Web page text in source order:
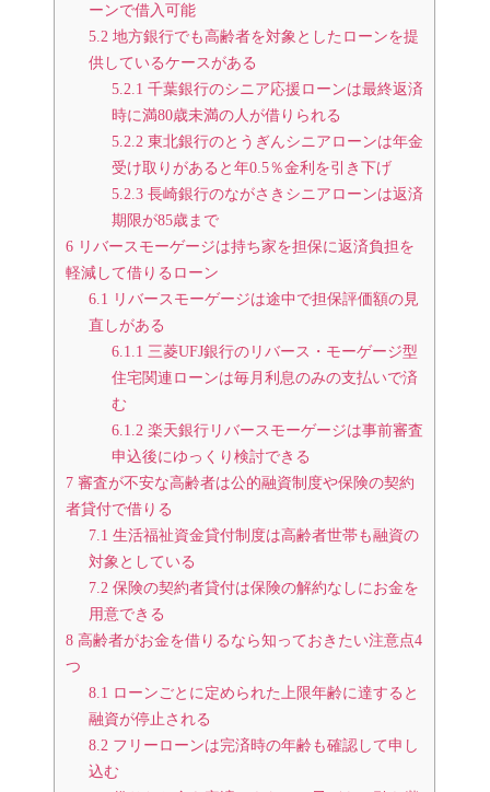
ーンで借入可能
5.2 地方銀行でも高齢者を対象としたローンを提
供しているケースがある
5.2.1 千葉銀行のシニア応援ローンは最終返済
時に満80歳未満の人が借りられる
5.2.2 東北銀行のとうぎんシニアローンは年金
受け取りがあると年0.5％金利を引き下げ
5.2.3 長崎銀行のながさきシニアローンは返済
期限が85歳まで
6 リバースモーゲージは持ち家を担保に返済負担を
軽減して借りるローン
6.1 リバースモーゲージは途中で担保評価額の見
直しがある
6.1.1 三菱UFJ銀行のリバース・モーゲージ型
住宅関連ローンは毎月利息のみの支払いで済
む
6.1.2 楽天銀行リバースモーゲージは事前審査
申込後にゆっくり検討できる
7 審査が不安な高齢者は公的融資制度や保険の契約
者貸付で借りる
7.1 生活福祉資金貸付制度は高齢者世帯も融資の
対象としている
7.2 保険の契約者貸付は保険の解約なしにお金を
用意できる
8 高齢者がお金を借りるなら知っておきたい注意点4
つ
8.1 ローンごとに定められた上限年齢に達すると
融資が停止される
8.2 フリーローンは完済時の年齢も確認して申し
込む